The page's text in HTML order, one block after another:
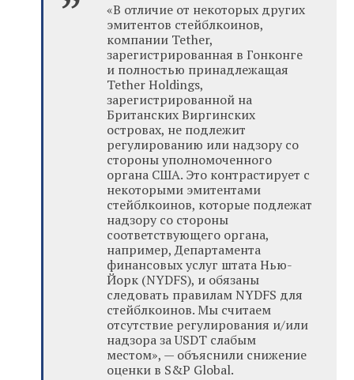
«В отличие от некоторых других
эмитентов стейблкоинов,
компании Tether,
зарегистрированная в Гонконге
и полностью принадлежащая
Tether Holdings,
зарегистрированной на
Британских Виргинских
островах, не подлежит
регулированию или надзору со
стороны уполномоченного
органа США. Это контрастирует с
некоторыми эмитентами
стейблкоинов, которые подлежат
надзору со стороны
соответствующего органа,
например, Департамента
финансовых услуг штата Нью-
Йорк (NYDFS), и обязаны
следовать правилам NYDFS для
стейблкоинов. Мы считаем
отсутствие регулирования и/или
надзора за USDT слабым
местом», — объяснили снижение
оценки в S&P Global.